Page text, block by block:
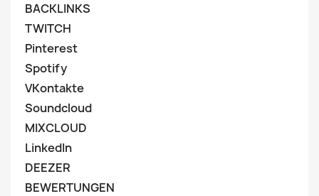
BACKLINKS
TWITCH
Pinterest
Spotify
VKontakte
Soundcloud
MIXCLOUD
LinkedIn
DEEZER
BEWERTUNGEN